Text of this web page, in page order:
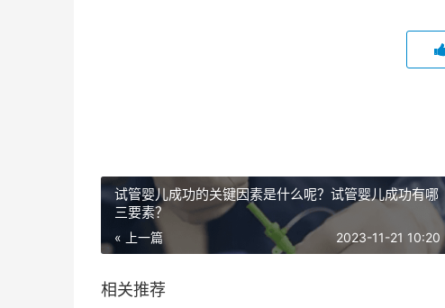
试管婴儿成功的关键因素是什么呢？试管婴儿成功有哪
三要素？
« 上一篇 2023-11-21 10:20
相关推荐